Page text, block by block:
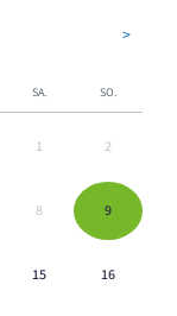
>
SA. SO.
1 2
8 9
15 16